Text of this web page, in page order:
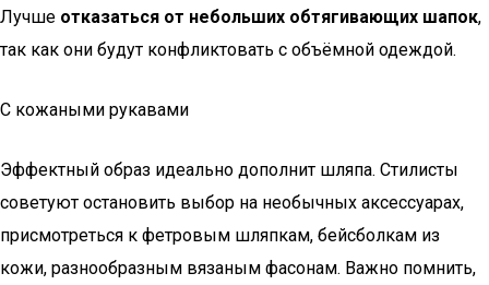
Лучше отказаться от небольших обтягивающих шапок,
так как они будут конфликтовать с объёмной одеждой.
С кожаными рукавами
Эффектный образ идеально дополнит шляпа. Стилисты
советуют остановить выбор на необычных аксессуарах,
присмотреться к фетровым шляпкам, бейсболкам из
кожи, разнообразным вязаным фасонам. Важно помнить,